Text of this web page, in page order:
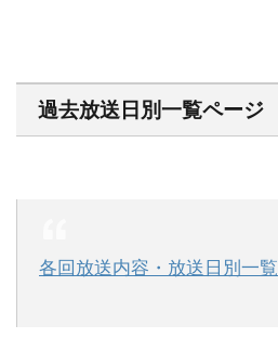
過去放送日別一覧ページ
各回放送内容・放送日別一覧